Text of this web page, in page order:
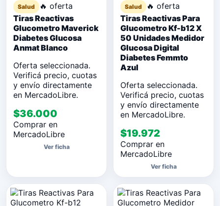
Salud
🔥 oferta
Tiras Reactivas
Glucometro Maverick
Diabetes Glucosa
Anmat Blanco
Oferta seleccionada.
Verificá precio, cuotas
y envío directamente
en MercadoLibre.
$36.000
Comprar en
MercadoLibre
Ver ficha
Salud
🔥 oferta
Tiras Reactivas Para
Glucometro Kf-b12 X
50 Unidades Medidor
Glucosa Digital
Diabetes Femmto
Azul
Oferta seleccionada.
Verificá precio, cuotas
y envío directamente
en MercadoLibre.
$19.972
Comprar en
MercadoLibre
Ver ficha